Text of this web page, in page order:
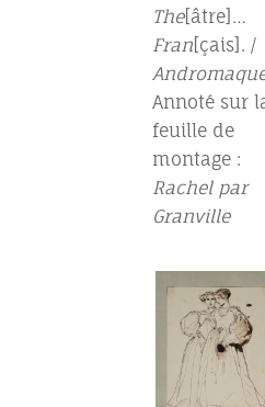
The[âtre] …
Fran[çais]. /
Annoté sur
feuille de
montage :
Rachel par
Granville